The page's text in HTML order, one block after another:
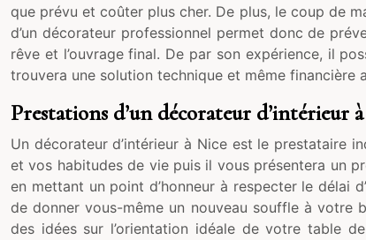
que prévu et coûter plus cher. De plus, le coup de
d’un décorateur professionnel permet donc de
rêve et l’ouvrage final. De par son expérience, il
trouvera une solution technique et même financière
Prestations d’un décorateur d’intérieur
Un décorateur d’intérieur à Nice est le prestataire
et vos habitudes de vie puis il vous présentera un
en mettant un point d’honneur à respecter le délai
de donner vous-même un nouveau souffle à votre
des idées sur l’orientation idéale de votre table